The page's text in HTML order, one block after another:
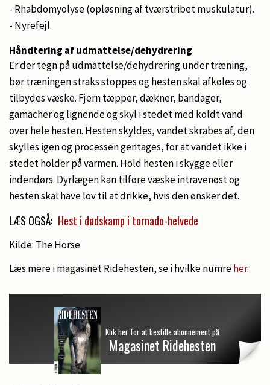
- Rhabdomyolyse (opløsning af tværstribet muskulatur).
- Nyrefejl.
Håndtering af udmattelse/dehydrering
Er der tegn på udmattelse/dehydrering under træning,
bør træningen straks stoppes og hesten skal afkøles og
tilbydes væske. Fjern tæpper, dækner, bandager,
gamacher og lignende og skyl i stedet med koldt vand
over hele hesten. Hesten skyldes, vandet skrabes af, den
skylles igen og processen gentages, for at vandet ikke i
stedet holder på varmen. Hold hesten i skygge eller
indendørs. Dyrlægen kan tilføre væske intravenøst og
hesten skal have lov til at drikke, hvis den ønsker det.
LÆS OGSÅ: Hest i dødskamp i tornado-helvede
Kilde: The Horse
Læs mere i magasinet Ridehesten, se i hvilke numreher.
Klik her for at bestille abonnement på
Magasinet Ridehesten